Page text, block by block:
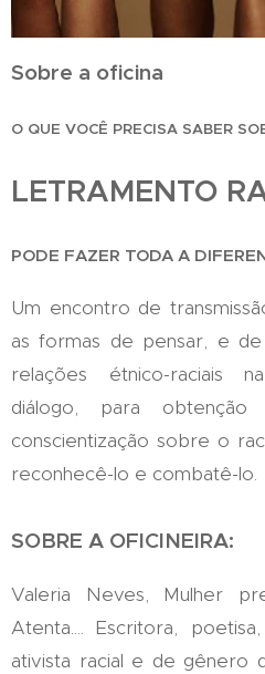
Sobre a oficina
O QUE VOCÊ PRECISA SABER
LETRAMENTO
PODE FAZER TODA A
Um encontro de
as formas de pensar, e
relações étnico-raciais
diálogo, para
conscientização sobre o
reconhecê-lo e combatê-lo.
SOBRE A OFICINEIRA:
Valeria Neves, Mulher
Atenta.... Escritora,
ativista racial e de gênero